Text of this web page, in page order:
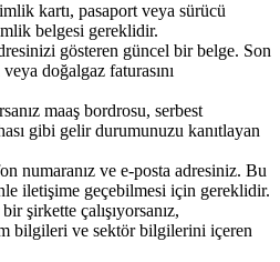
kartı, pasaport veya sürücü
belgesi gereklidir.
gösteren güncel bir belge. Son
doğalgaz faturasını
maaş bordrosu, serbest
gibi gelir durumunuzu kanıtlayan
numaranız ve e-posta adresiniz. Bu
iletişime geçebilmesi için gereklidir.
şirkette çalışıyorsanız,
bilgileri ve sektör bilgilerini içeren